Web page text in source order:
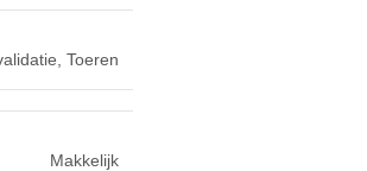
Toeren
Makkelijk